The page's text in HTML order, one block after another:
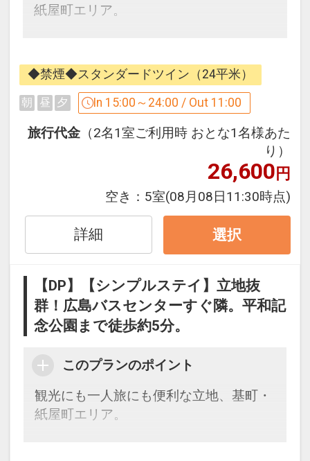
紙屋町エリア。
着）隣接という
分かりやすい抜群の立地で、迷わず楽々
チェックイン。
皆様の貴重な時間をしっかりとサポート
いたします。
・客室は全て14階、22平米以上
・バスルームには、女性に嬉しい拡大鏡
・ズボンプレッサー、加湿空気清浄機完
備
■アクセス■
・広島バスセンター（広島空港リムジン
バス発着）すぐ隣！
15分→「紙屋町西」電停下車、徒歩2分
■周辺施設■
◆禁煙◆スタンダードツイン（24平米）
朝 昼 夕 In 15:00～24:00 / Out 11:00
旅行代金 （2名1室ご利用時 おとな1名様あた
り）
26,600円
空き： 5室(08月08日11:30時点)
詳細 選択
【DP】【シンプルステイ】立地抜
群！広島バスセンターすぐ隣。平和記
念公園まで徒歩約5分。
このプランのポイント
観光にも一人旅にも便利な立地、基町・
紙屋町エリア。